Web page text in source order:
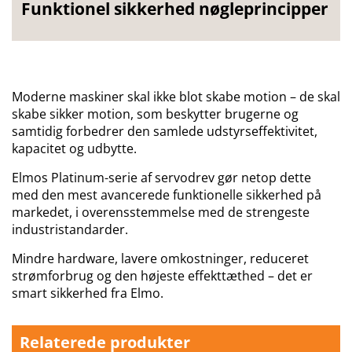
Funktionel sikkerhed nøgleprincipper
Moderne maskiner skal ikke blot skabe motion – de skal
skabe sikker motion, som beskytter brugerne og
samtidig forbedrer den samlede udstyrseffektivitet,
kapacitet og udbytte.
Elmos Platinum-serie af servodrev gør netop dette
med den mest avancerede funktionelle sikkerhed på
markedet, i overensstemmelse med de strengeste
industristandarder.
Mindre hardware, lavere omkostninger, reduceret
strømforbrug og den højeste effekttæthed – det er
smart sikkerhed fra Elmo.
Relaterede produkter